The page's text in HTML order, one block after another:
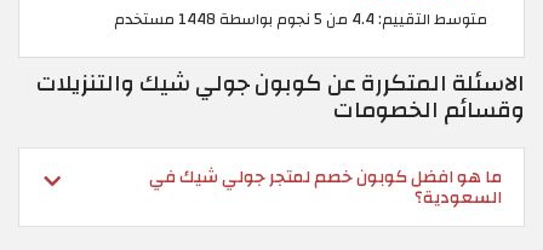
متوسط التقييم: 4.4 من 5 نجوم بواسطة 1448 مستخدم
الاسئلة المتكررة عن كوبون جولي شيك والتنزيلات
وقسائم الخصومات
ما هو افضل كوبون خصم لمتجر جولي شيك في
السعودية؟